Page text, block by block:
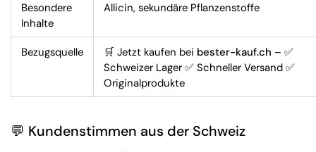
Besondere
Inhalte
Allicin, sekundäre Pflanzenstoffe
Bezugsquelle 🛒 Jetzt kaufen bei bester-kauf.ch – ✅
Schweizer Lager ✅ Schneller Versand ✅
Originalprodukte
💬 Kundenstimmen aus der Schweiz